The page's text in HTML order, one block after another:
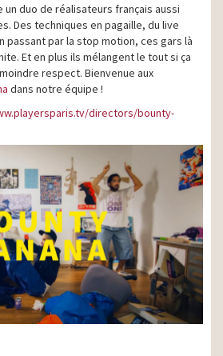
un duo de réalisateurs français aussi
Des techniques en pagaille, du live
passant par la stop motion, ces gars là
Et en plus ils mélangent le tout si ça
respect. Bienvenue aux
dans notre équipe !
directors/bounty-